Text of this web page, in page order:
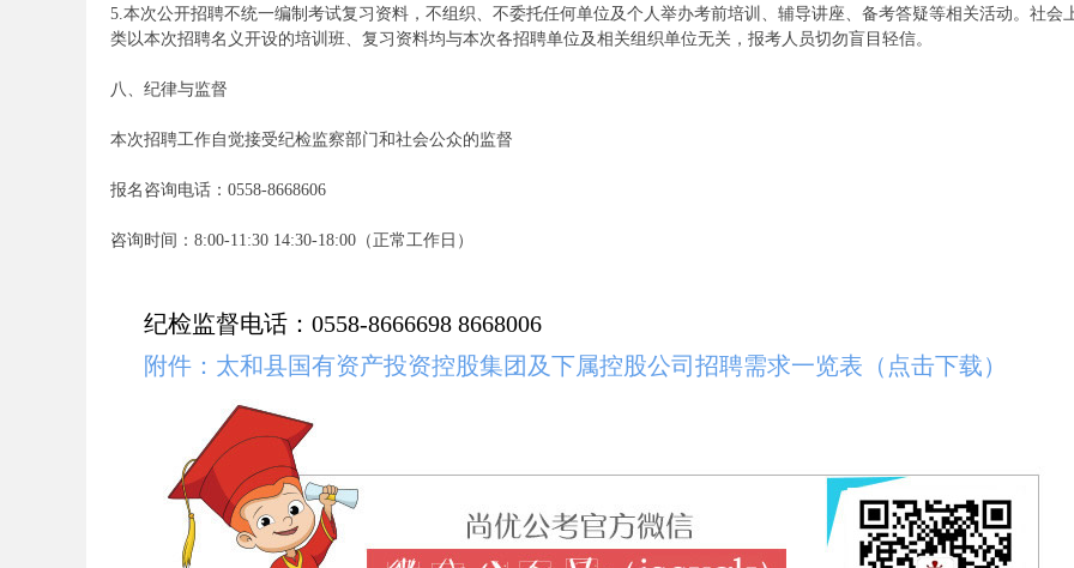
5.本次公开招聘不统一编制考试复习资料，不组织、不委托任何单位及个人举办考前培训、辅导讲座、备考答疑等相关活动。社会
类以本次招聘名义开设的培训班、复习资料均与本次各招聘单位及相关组织单位无关，报考人员切勿盲目轻信。
八、纪律与监督
本次招聘工作自觉接受纪检监察部门和社会公众的监督
报名咨询电话：0558-8668606
咨询时间：8:00-11:30 14:30-18:00（正常工作日）
纪检监督电话：0558-8666698 8668006
附件：太和县国有资产投资控股集团及下属控股公司招聘需求一览表（点击下载）